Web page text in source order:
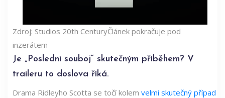
Zdroj: Studios 20th CenturyČlánek pokračuje pod
inzerátem
Je „Poslední souboj“ skutečným příběhem? V
traileru to doslova říká.
Drama Ridleyho Scotta se točí kolem velmi skutečný případ